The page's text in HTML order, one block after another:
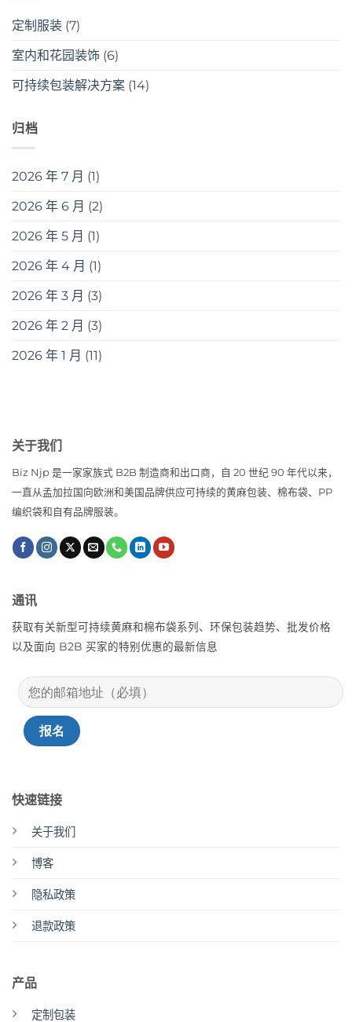
定制服装 (7)
室内和花园装饰 (6)
可持续包装解决方案 (14)
归档
2026 年 7 月 (1)
2026 年 6 月 (2)
2026 年 5 月 (1)
2026 年 4 月 (1)
2026 年 3 月 (3)
2026 年 2 月 (3)
2026 年 1 月 (11)
关于我们
Biz Njp 是一家家族式 B2B 制造商和出口商，自 20 世纪 90 年代以来，
一直从孟加拉国向欧洲和美国品牌供应可持续的黄麻包装、棉布袋、PP
编织袋和自有品牌服装。
快速链接
关于我们
博客
隐私政策
退款政策
产品
定制包装
通讯
获取有关新型可持续黄麻和棉布袋系列、环保包装趋势、批发价格
以及面向 B2B 买家的特别优惠的最新信息